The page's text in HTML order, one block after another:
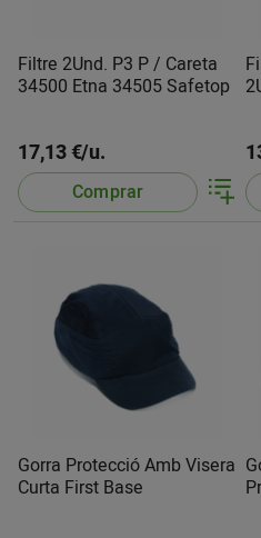
Filtre 2Und. P3 P / Careta
34500 Etna 34505 Safetop
17,13 €/u.
Comprar
Gorra Protecció Amb Visera
Curta First Base